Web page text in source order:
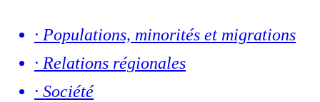
· Populations, minorités et migrations
· Relations régionales
· Société